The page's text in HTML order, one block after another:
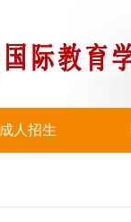
成人招生